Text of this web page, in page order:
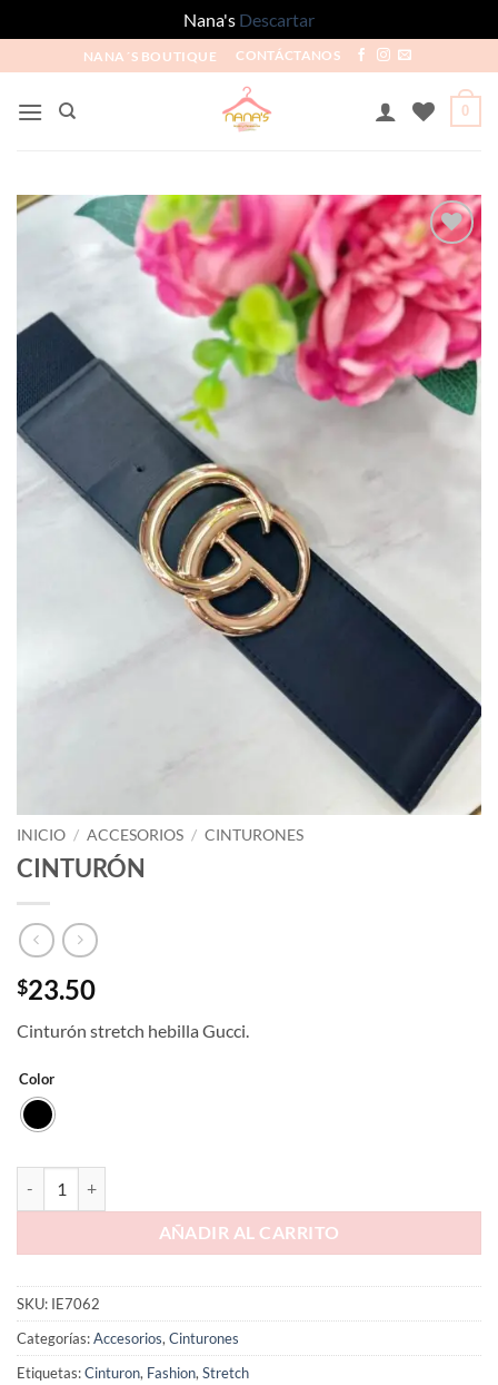
Nana's Descartar
NANA´S BOUTIQUE CONTÁCTANOS
0
Añadir
a la
lista
de
deseos
INICIO / ACCESORIOS / CINTURONES
CINTURÓN
$23.50
Cinturón stretch hebilla Gucci.
Color
AÑADIR AL CARRITO
SKU: IE7062
Categorías:Accesorios,Cinturones
Etiquetas:Cinturon, Fashion,Stretch